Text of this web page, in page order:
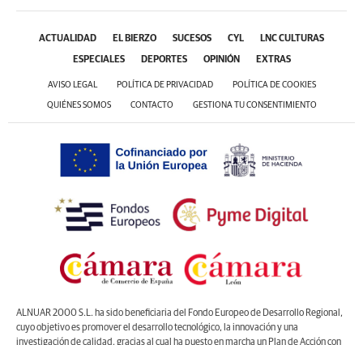
ACTUALIDAD EL BIERZO SUCESOS CYL LNC CULTURAS
ESPECIALES DEPORTES OPINIÓN EXTRAS
AVISO LEGAL POLÍTICA DE PRIVACIDAD POLÍTICA DE COOKIES
QUIÉNES SOMOS CONTACTO GESTIONA TU CONSENTIMIENTO
ALNUAR 2000 S.L. ha sido beneficiaria del Fondo Europeo de Desarrollo Regional,
cuyo objetivo es promover el desarrollo tecnológico, la innovación y una
investigación de calidad, gracias al cual ha puesto en marcha un Plan de Acción con